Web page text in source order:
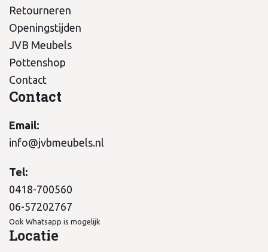
Retourneren
Openingstijden
JVB Meubels
Pottenshop
Contact
Contact
Email:
info@jvbmeubels.nl
Tel:
0418-700560
06-57202767
Ook Whatsapp is mogelijk
Locatie